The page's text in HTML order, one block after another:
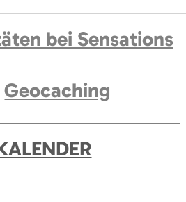
bei Sensations
Geocaching